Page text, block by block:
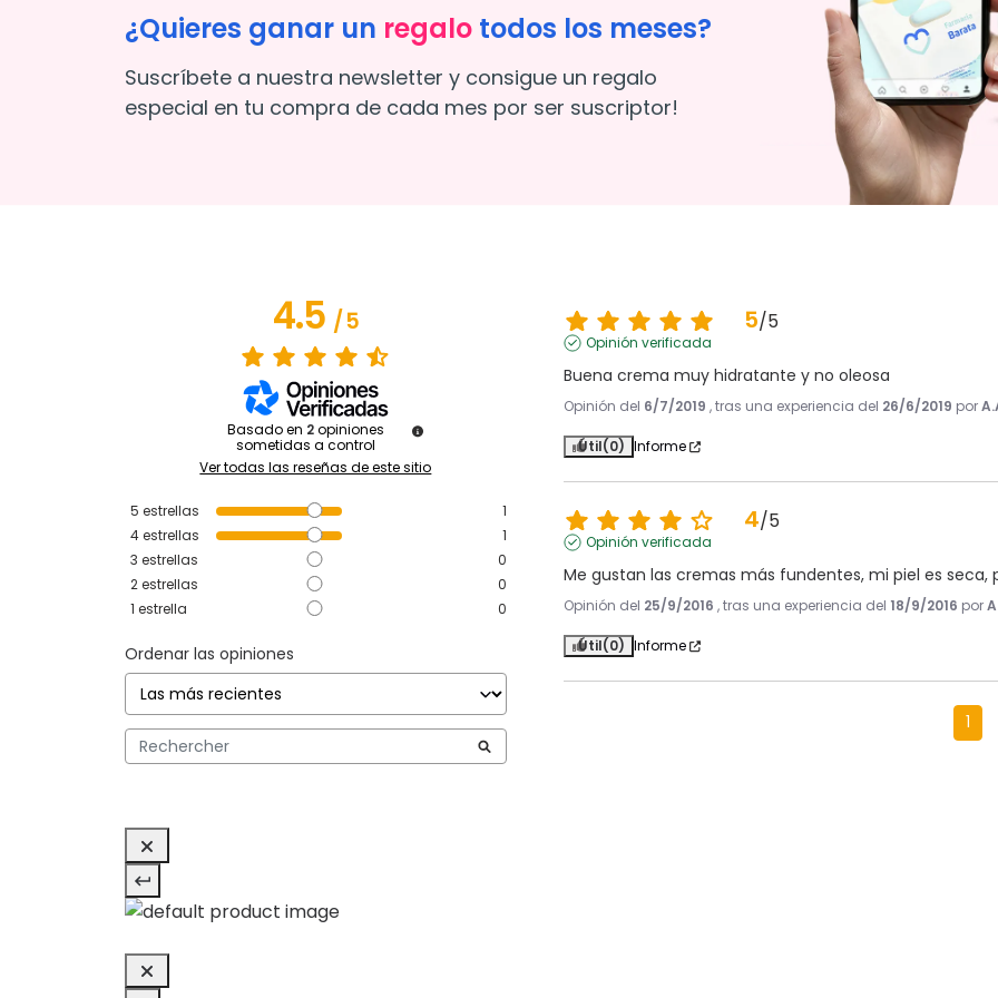
¿Quieres ganar un regalo todos los meses?
Suscríbete a nuestra newsletter y consigue un regalo
especial en tu compra de cada mes por ser suscriptor!
4.5/5
Basado en 2opiniones
sometidas a control
Ver todas las reseñas de este sitio
5 estrellas
1
4estrellas
1
3 estrellas
0
2estrellas
0
1 estrella 0
Ordenar las opiniones
5/5
Opinión verificada
Buena crema muy hidratante y no oleosa
Opinión del 6/7/2019 , tras una experiencia del 26/6/2019 por
Útil(0) Informe
4/5
Opinión verificada
Me gustan las cremas más fundentes, mi piel es seca,
Opinión del 25/9/2016 , tras una experiencia del 18/9/2016 por
Útil(0) Informe
1